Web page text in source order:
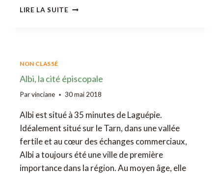
LIRE LA SUITE LANCEMENT
NON CLASSÉ
Albi, la cité épiscopale
Parvinciane 30 mai 2018
Albi est situé à 35 minutes de Laguépie.
Idéalement situé sur le Tarn, dans une vallée
fertile et au cœur des échanges commerciaux,
Albi a toujours été une ville de première
importance dans la région. Au moyen âge, elle